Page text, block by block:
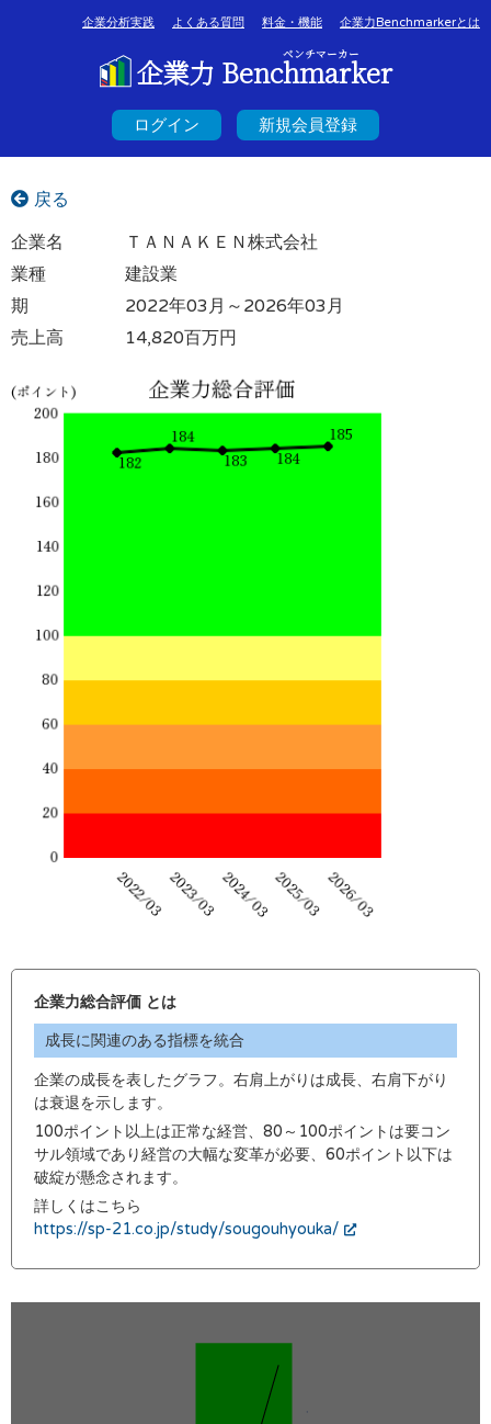
企業分析実践 よくある質問 料金・機能 企業力Benchmarkerとは
ベンチマーカー
企業力 Benchmarker
ログイン 新規会員登録
戻る
企業名
ＴＡＮＡＫＥＮ株式会社
業種
建設業
期
2022年03月～2026年03月
売上高
14,820百万円
企業力総合評価 とは
成長に関連のある指標を統合
企業の成長を表したグラフ。右肩上がりは成長、右肩下がり
は衰退を示します。
100ポイント以上は正常な経営、80～100ポイントは要コン
サル領域であり経営の大幅な変革が必要、60ポイント以下は
破綻が懸念されます。
詳しくはこちら
https://sp-21.co.jp/study/sougouhyouka/